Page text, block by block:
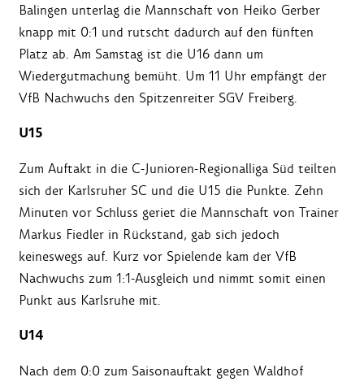
Balingen unterlag die Mannschaft von Heiko Gerber
knapp mit 0:1 und rutscht dadurch auf den fünften
Platz ab. Am Samstag ist die U16 dann um
Wiedergutmachung bemüht. Um 11 Uhr empfängt der
VfB Nachwuchs den Spitzenreiter SGV Freiberg.
U15
Zum Auftakt in die C-Junioren-Regionalliga Süd teilten
sich der Karlsruher SC und die U15 die Punkte. Zehn
Minuten vor Schluss geriet die Mannschaft von Trainer
Markus Fiedler in Rückstand, gab sich jedoch
keineswegs auf. Kurz vor Spielende kam der VfB
Nachwuchs zum 1:1-Ausgleich und nimmt somit einen
Punkt aus Karlsruhe mit.
U14
Nach dem 0:0 zum Saisonauftakt gegen Waldhof